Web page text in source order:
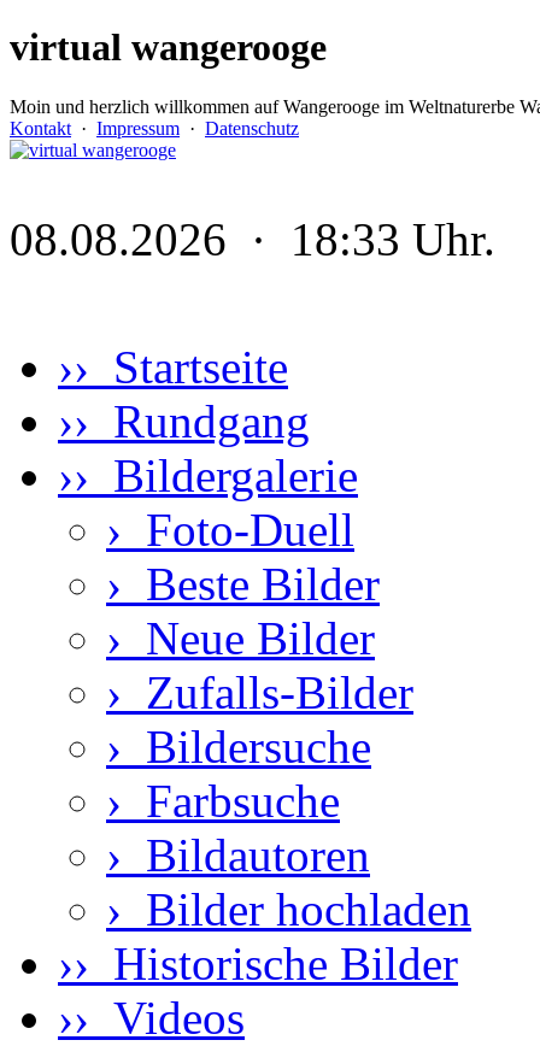
virtual wangerooge
Moin und herzlich willkommen auf Wangerooge im Weltnaturerbe
Kontakt · Impressum · Datenschutz
08.08.2026 · 18:33 Uhr.
›› Startseite
›› Rundgang
›› Bildergalerie
› Foto-Duell
› Beste Bilder
› Neue Bilder
› Zufalls-Bilder
› Bildersuche
› Farbsuche
› Bildautoren
› Bilder hochladen
›› Historische Bilder
›› Videos